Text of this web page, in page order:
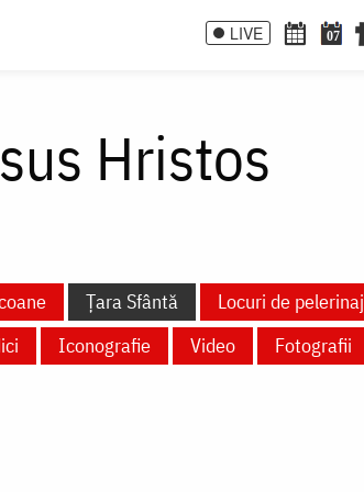
LIVE 07
Hristos
Țara Sfântă Locuri de pelerinaj
Iconografie Video Fotografii